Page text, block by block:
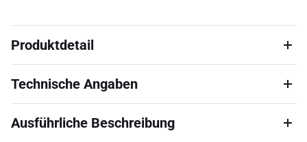
Produktdetail
Technische Angaben
Ausführliche Beschreibung